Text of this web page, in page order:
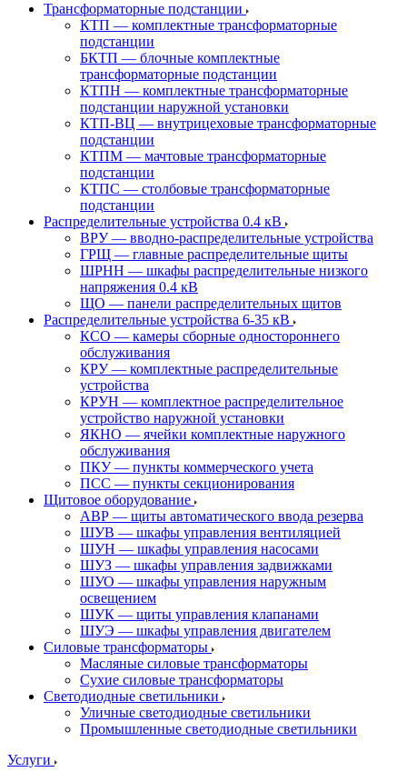
Трансформаторные подстанции
КТП — комплектные трансформаторные
подстанции
БКТП — блочные комплектные
трансформаторные подстанции
КТПН — комплектные трансформаторные
подстанции наружной установки
КТП-ВЦ — внутрицеховые трансформаторные
подстанции
КТПМ — мачтовые трансформаторные
подстанции
КТПС — столбовые трансформаторные
подстанции
Распределительные устройства 0.4 кВ
ВРУ — вводно-распределительные устройства
ГРЩ — главные распределительные щиты
ШРНН — шкафы распределительные низкого
напряжения 0.4 кВ
ЩО — панели распределительных щитов
Распределительные устройства 6-35 кВ
КСО — камеры сборные одностороннего
обслуживания
КРУ — комплектные распределительные
устройства
КРУН — комплектное распределительное
устройство наружной установки
ЯКНО — ячейки комплектные наружного
обслуживания
ПКУ — пункты коммерческого учета
ПСС — пункты секционирования
Щитовое оборудование
АВР — щиты автоматического ввода резерва
ШУВ — шкафы управления вентиляцией
ШУН — шкафы управления насосами
ШУЗ — шкафы управления задвижками
ШУО — шкафы управления наружным
освещением
ШУК — щиты управления клапанами
ШУЭ — шкафы управления двигателем
Силовые трансформаторы
Масляные силовые трансформаторы
Сухие силовые трансформаторы
Светодиодные светильники
Уличные светодиодные светильники
Промышленные светодиодные светильники
Услуги